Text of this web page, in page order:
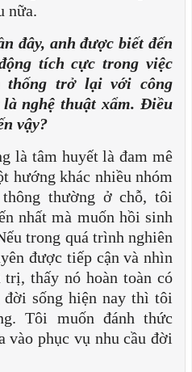
nữa.
đây, anh được biết đến
tích cực trong việc
thống trở lại với công
nghệ thuật xẩm. Điều
vậy?
là tâm huyết là đam mê
hướng khác nhiều nhóm
thường ở chỗ, tôi
nhất mà muốn hồi sinh
trong quá trình nghiên
được tiếp cận và nhìn
thấy nó hoàn toàn có
sống hiện nay thì tôi
Tôi muốn đánh thức
vào phục vụ nhu cầu đời